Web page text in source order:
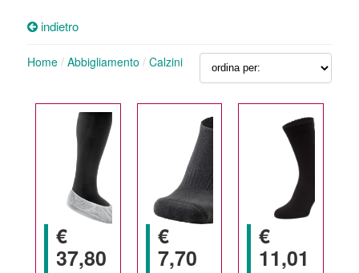
indietro
Home/ Abbigliamento / Calzini
€
37,80
€
7,70
€
11,01